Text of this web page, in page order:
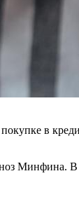
в
Минфина.